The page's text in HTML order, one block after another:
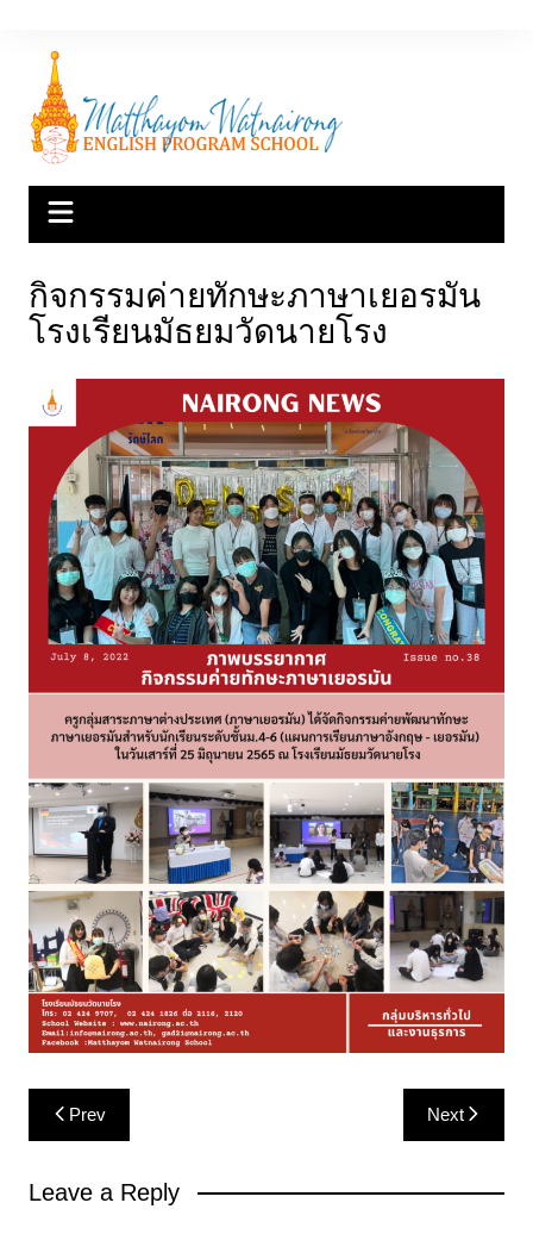
content
กิจกรรมค่ายทักษะภาษาเยอรมัน
โรงเรียนมัธยมวัดนายโรง
Post
navigation
Prev Next
Leave a Reply